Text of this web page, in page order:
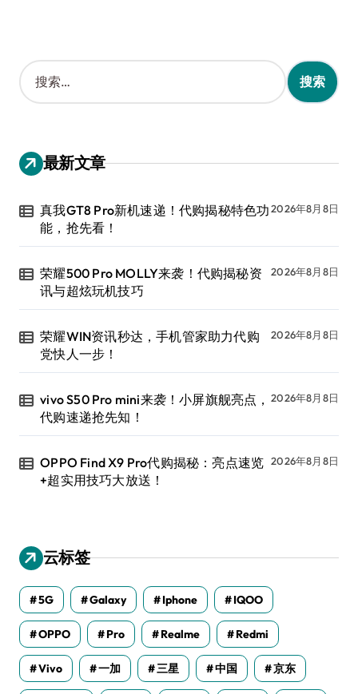
搜
索
：
最新文章
真我GT8 Pro新机速递！代购揭秘特色功
能，抢先看！
2026年8月8日
荣耀500 Pro MOLLY来袭！代购揭秘资
讯与超炫玩机技巧
2026年8月8日
荣耀WIN资讯秒达，手机管家助力代购
党快人一步！
2026年8月8日
vivo S50 Pro mini来袭！小屏旗舰亮点，
代购速递抢先知！
2026年8月8日
OPPO Find X9 Pro代购揭秘：亮点速览
+超实用技巧大放送！
2026年8月8日
云标签
5G Galaxy Iphone IQOO
OPPO Pro Realme Redmi
Vivo 一加 三星 中国 京东